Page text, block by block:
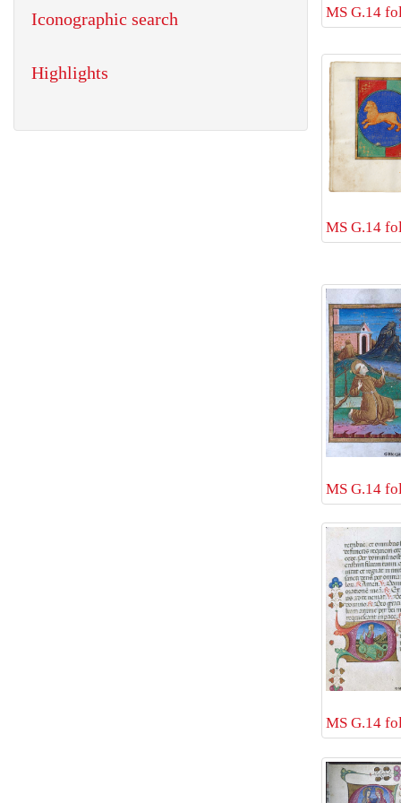
MS G.14
MS G.14
MS G.14
MS G.14
Iconographic search
Highlights